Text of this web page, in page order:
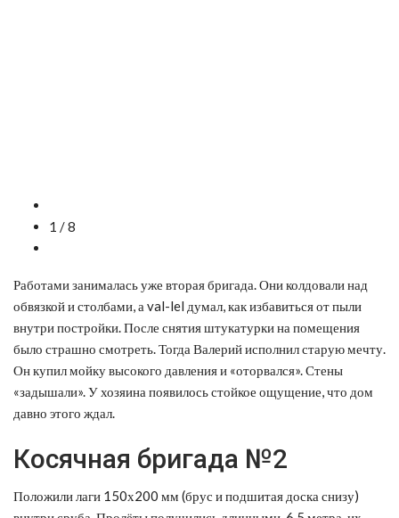
1 / 8
Работами занималась уже вторая бригада. Они колдовали над
обвязкой и столбами, а val-lel думал, как избавиться от пыли
внутри постройки. После снятия штукатурки на помещения
было страшно смотреть. Тогда Валерий исполнил старую мечту.
Он купил мойку высокого давления и «оторвался». Стены
«задышали». У хозяина появилось стойкое ощущение, что дом
давно этого ждал.
Косячная бригада №2
Положили лаги 150х200 мм (брус и подшитая доска снизу)